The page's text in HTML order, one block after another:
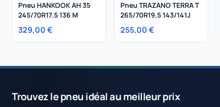
Pneu HANKOOK AH 35
245/70R17.5 136 M
329,00 €
Pneu TRAZANO TERRA T
265/70R19.5 143/141J
255,00 €
Trouvez le pneu idéal au meilleur prix